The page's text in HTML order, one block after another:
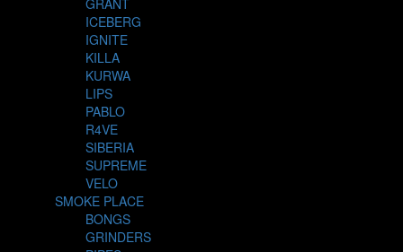
VGOD
WILD ZOO
YETI
ICEBERG
IGNITE
KILLA
KURWA
LIPS
PABLO
R4VE
SIBERIA
SUPREME
VELO
SMOKE PLACE
BONGS
GRINDERS